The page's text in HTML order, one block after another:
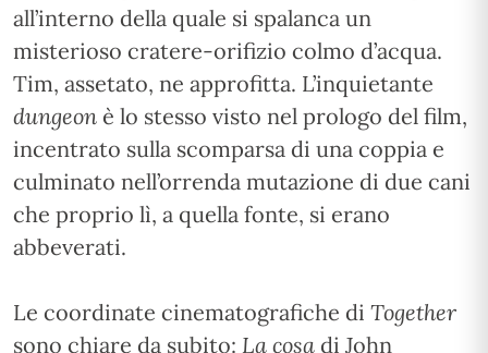
all’interno della quale si spalanca un
misterioso cratere-orifizio colmo d’acqua.
Tim, assetato, ne approfitta. L’inquietante
dungeon è lo stesso visto nel prologo del film,
incentrato sulla scomparsa di una coppia e
culminato nell’orrenda mutazione di due cani
che proprio lì, a quella fonte, si erano
abbeverati.
Le coordinate cinematografiche di Together
sono chiare da subito: La cosa di John